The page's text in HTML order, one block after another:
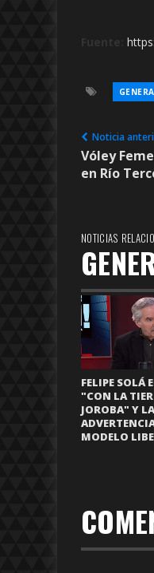
Noticia
Vóley
en Río
NOTICIAS
FELIPE SOLÁ
"CON LA
JOROBA" Y
MODELO